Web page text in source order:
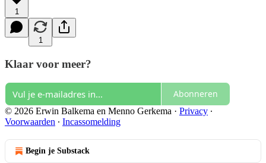
1
1
Klaar voor meer?
Abonneren
© 2026 Erwin Balkema en Menno Gerkema · Privacy ∙
Voorwaarden ∙ Incassomelding
Begin je Substack